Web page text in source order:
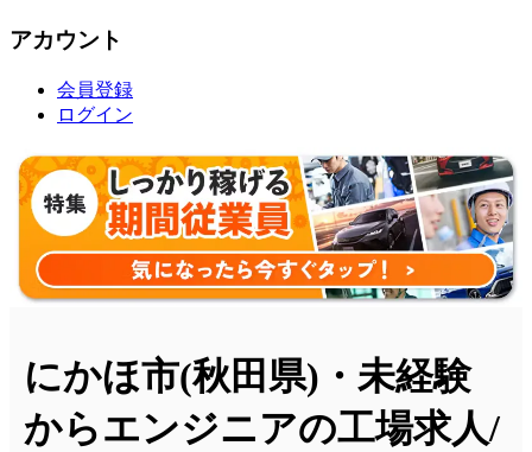
アカウント
会員登録
ログイン
にかほ市(秋田県)・未経験
からエンジニアの工場求人/